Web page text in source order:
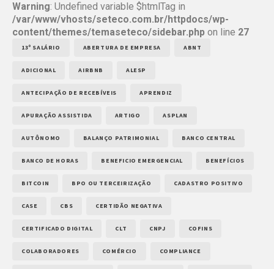
Warning: Undefined variable $htmlTag in
/var/www/vhosts/seteco.com.br/httpdocs/wp-
content/themes/temaseteco/sidebar.php on line 27
13º SALÁRIO ABERTURA DE EMPRESA ABNT
ADICIONAL AIRBNB ALESP
ANTECIPAÇÃO DE RECEBÍVEIS APRENDIZ
APURAÇÃO ASSISTIDA ARTIGO ASPLAN
AUTÔNOMO BALANÇO PATRIMONIAL BANCO CENTRAL
BANCO DE HORAS BENEFICIO EMERGENCIAL BENEFÍCIOS
BITCOIN BPO OU TERCEIRIZAÇÃO CADASTRO POSITIVO
CASE CBS CERTIDÃO NEGATIVA
CERTIFICADO DIGITAL CLT CNPJ COFINS
COLABORADORES COMÉRCIO COMPLIANCE